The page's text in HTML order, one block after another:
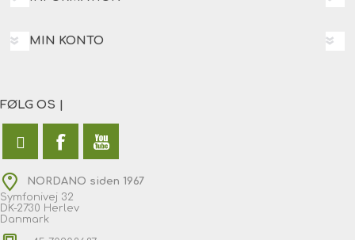
MIN KONTO
FØLG OS |
NORDANO siden 1967
Symfonivej 32
DK-2730 Herlev
Danmark